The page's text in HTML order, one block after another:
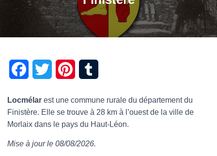
c
e
b t
t
e
m
b
Locmélar est une commune rurale du département du
Finistère. Elle se trouve à 28 km à l’ouest de la ville de
Morlaix dans le pays du Haut-Léon.
Mise à jour le 08/08/2026.